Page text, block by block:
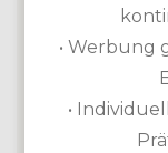
Selbst,
kommen
• Werbung
•